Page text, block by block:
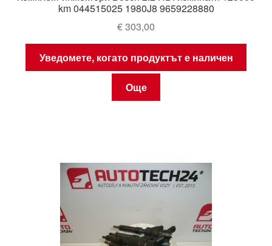
km 044515025 1980J8 9659228880
€303,00
Уведомете, когато продуктът е наличен
Още